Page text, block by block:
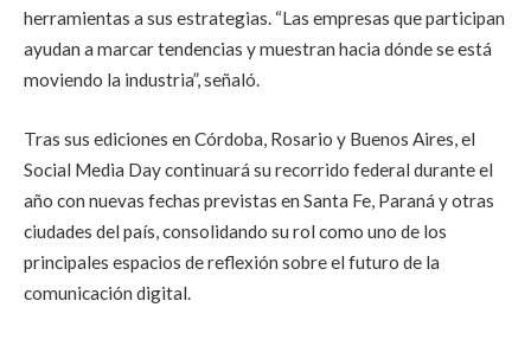
herramientas a sus estrategias. “Las empresas que participan
ayudan a marcar tendencias y muestran hacia dónde se está
moviendo la industria”, señaló.
Tras sus ediciones en Córdoba, Rosario y Buenos Aires, el
Social Media Day continuará su recorrido federal durante el
año con nuevas fechas previstas en Santa Fe, Paraná y otras
ciudades del país, consolidando su rol como uno de los
principales espacios de reflexión sobre el futuro de la
comunicación digital.